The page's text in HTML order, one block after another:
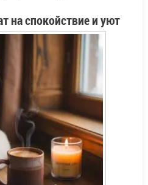
на спокойствие и уют